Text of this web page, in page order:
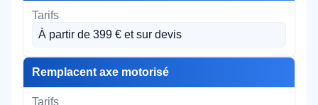
À partir de 399 € et sur devis
Remplacent axe motorisé